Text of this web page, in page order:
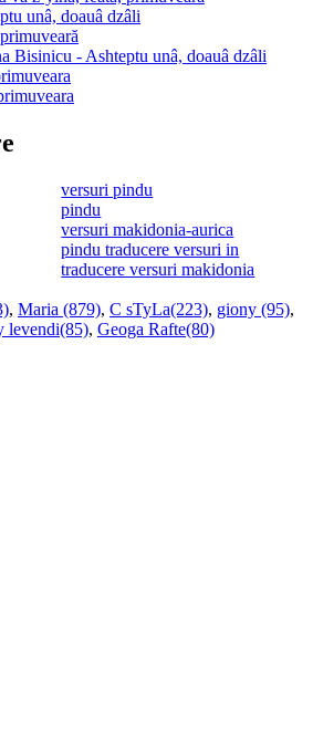
unâ, doauâ dzâli
Bisinicu - Ashteptu unâ, doauâ dzâli
versuri pindu
pindu
versuri makidonia-aurica
pindu traducere versuri in
traducere versuri makidonia
, Maria (879), C sTyLa(223), giony (95),
levendi(85), Geoga Rafte(80)